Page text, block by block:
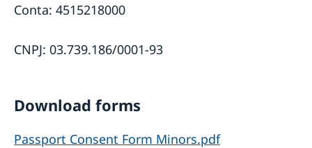
Conta: 4515218000
CNPJ: 03.739.186/0001-93
Download forms
Passport Consent Form Minors.pdf